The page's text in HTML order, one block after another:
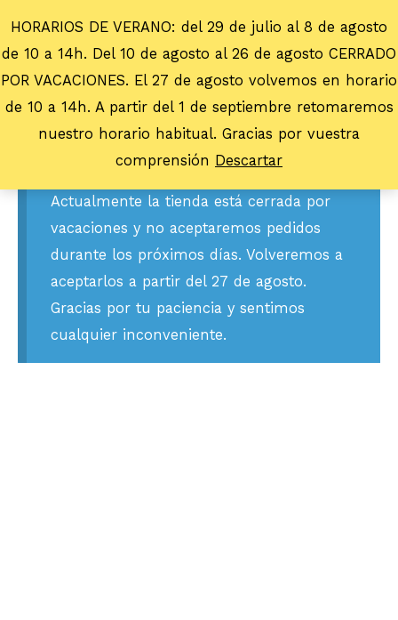
HORARIOS DE VERANO: del 29 de julio al 8 de agosto
de 10 a 14h. Del 10 de agosto al 26 de agosto CERRADO
POR VACACIONES. El 27 de agosto volvemos en horario
de 10 a 14h. A partir del 1 de septiembre retomaremos
nuestro horario habitual. Gracias por vuestra
comprensión Descartar
Actualmente la tienda está cerrada por
vacaciones y no aceptaremos pedidos
durante los próximos días. Volveremos a
aceptarlos a partir del 27 de agosto.
Gracias por tu paciencia y sentimos
cualquier inconveniente.